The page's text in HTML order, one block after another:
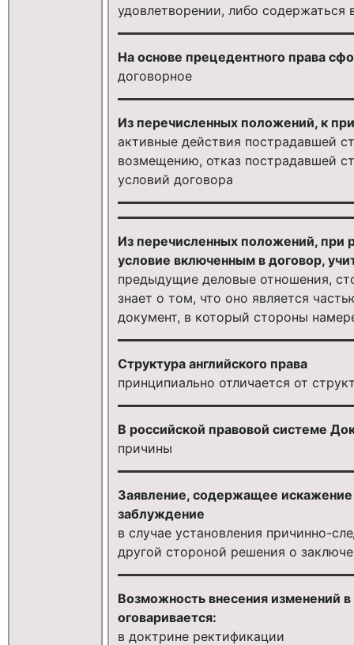
удовлетворении, либо содержаться
На основе прецедентного права
договорное
Из перечисленных положений, к
активные действия пострадавшей
возмещению, отказ пострадавшей
условий договора
Из перечисленных положений, при
условие включенным в договор,
предыдущие деловые отношения,
знает о том, что оно является
документ, в который стороны
Структура английского права
принципиально отличается от
В российской правовой системе
причины
Заявление, содержащее искажение
заблуждение
в случае установления причинно-
другой стороной решения о
Возможность внесения изменений
оговаривается:
в доктрине ректификации